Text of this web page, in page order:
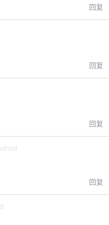
回复
回复
回复
回复